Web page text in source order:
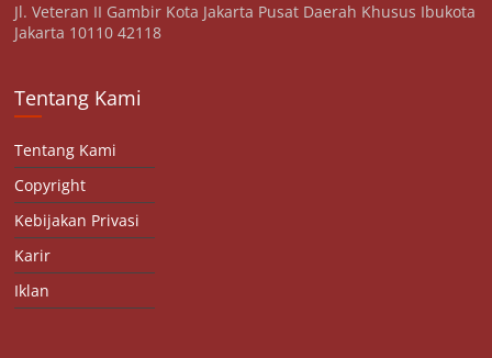
Jl. Veteran II Gambir Kota Jakarta Pusat Daerah Khusus Ibukota
Jakarta 10110 42118
Tentang Kami
Tentang Kami
Copyright
Kebijakan Privasi
Karir
Iklan